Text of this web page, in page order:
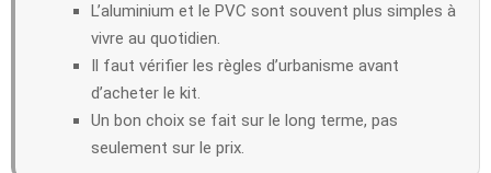
L’aluminium et le PVC sont souvent plus simples à
vivre au quotidien.
Il faut vérifier les règles d’urbanisme avant
d’acheter le kit.
Un bon choix se fait sur le long terme, pas
seulement sur le prix.